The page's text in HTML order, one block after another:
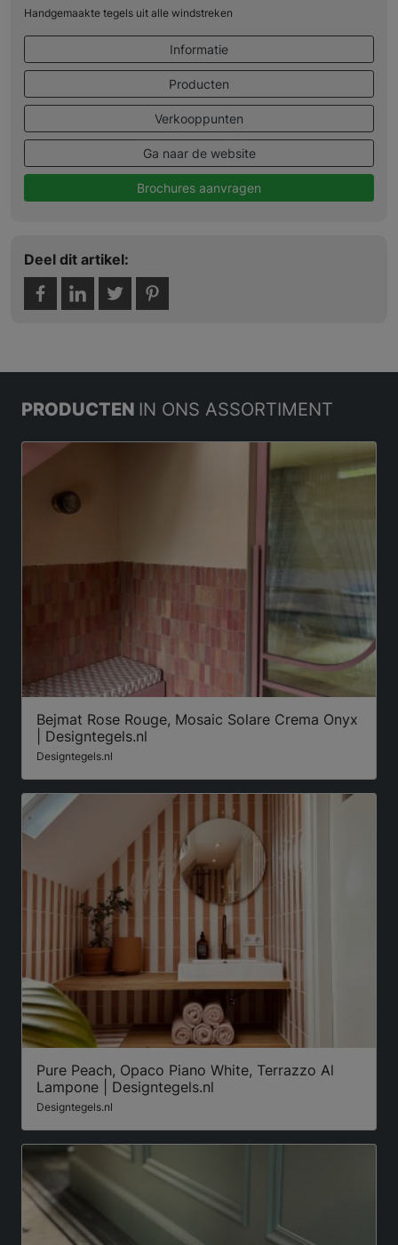
Handgemaakte tegels uit alle windstreken
Informatie
Producten
Verkooppunten
Ga naar de website
Brochures aanvragen
Deel dit artikel:
PRODUCTEN IN ONS ASSORTIMENT
Bejmat Rose Rouge, Mosaic Solare Crema Onyx
| Designtegels.nl
Designtegels.nl
Pure Peach, Opaco Piano White, Terrazzo Al
Lampone | Designtegels.nl
Designtegels.nl